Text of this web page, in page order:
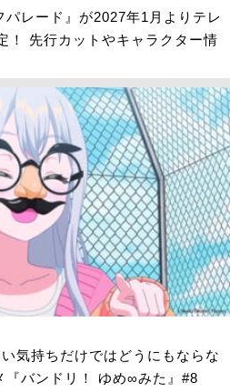
レード』が2027年1月よりテレ
！ 先行カットやキャラクター情
気持ちだけではどうにもならな
バンドリ！ ゆめ∞みた』#8